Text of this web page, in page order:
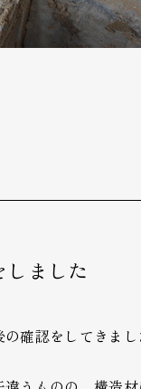
しました
確認をしてきまし